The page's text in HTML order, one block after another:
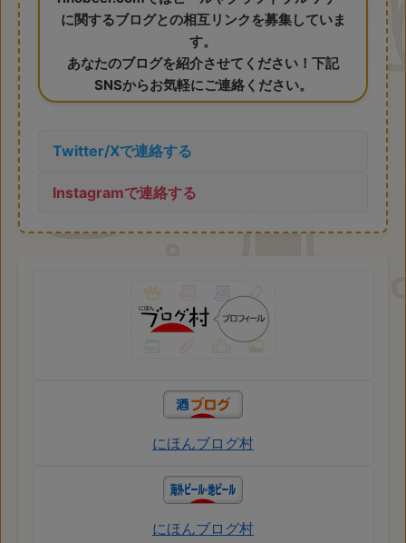
に関するブログとの相互リンクを募集していま
す。
あなたのブログを紹介させてください！下記
SNSからお気軽にご連絡ください。
Twitter/Xで連絡する
Instagramで連絡する
にほんブログ村
にほんブログ村